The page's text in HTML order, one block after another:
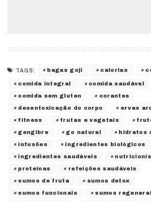
TAGS: bagas goji calorias
comida integral comida saudável
comida sem gluten corantes
desentoxicação do corpo ervas
fitness frutas e vegetais
gengibre go natural hidratos
infusões ingredientes biológicos
ingredientes saudáveis
proteínas refeições saudáveis
sumos de fruta sumos detox
sumos funcionais sumos